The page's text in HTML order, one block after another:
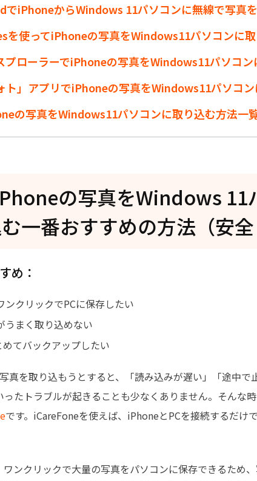
でiPhoneからWindows 11パソコンに無線で写真
を使ってiPhoneの写真をWindows11パソコンに
プローラーでiPhoneの写真をWindows11パソコン
ト」アプリでiPhoneの写真をWindows11パソコ
の写真をWindows11パソコンに取り込む方法一
の写真をWindows 11
一番おすすめの方法（安全
め：
ンクリックでPCに保存したい
まく取り込めない
てバックアップしたい
真を取り込もうとすると、「読み込みが遅い」「途中で
たトラブルが起きることも少なくありません。そんな時
です。iCareFoneを使えば、iPhoneとPCを接続するだけ
ンクリックで大量の写真をパソコンに保存できるため